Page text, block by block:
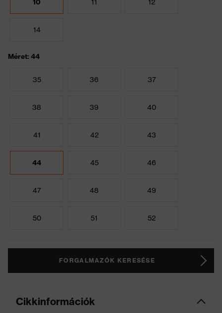
10 11 12
14
Méret: 44
35 36 37
38 39 40
41 42 43
44 45 46
47 48 49
50 51 52
FORGALMAZÓK KERESÉSE
Cikkinformációk